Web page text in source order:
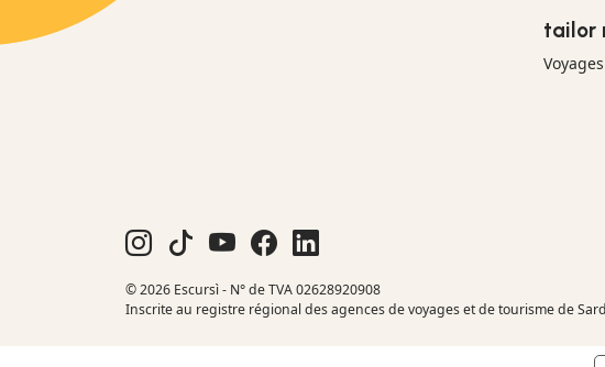
tailor
© 2026 Escursì - N° de TVA 02628920908
Inscrite au registre régional des agences de voyages et de tourisme de